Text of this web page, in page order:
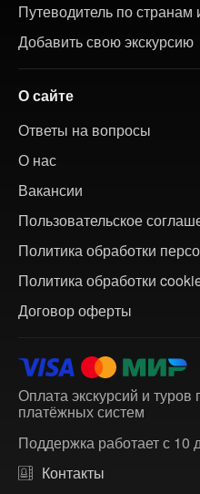
Путеводитель по странам
Добавить свою экскурсию
О сайте
Ответы на вопросы
О нас
Вакансии
Пользовательское
Политика обработки
Политика обработки
Договор оферты
Оплата экскурсий и
платёжных систем
Поддержка работает с 10
Контакты